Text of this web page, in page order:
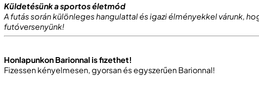
Küldetésünk a sportos életmód
A futás során különleges hangulattal és igazi élményekkel várunk,
futóversenyünk!
Honlapunkon Barionnal is fizethet!
Fizessen kényelmesen, gyorsan és egyszerűen Barionnal!